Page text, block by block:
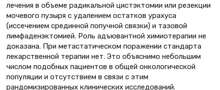
лечения в объеме радикальной цистэктомии или резекции
мочевого пузыря с удалением остатков урахуса
(иссечением срединной попучной связки) и тазовой
лимфаденэктомией. Роль адъювантной химиотерапии не
доказана. При метастатическом поражении стандарта
лекарственной терапии нет. Это объяснимо небольшим
числом подобных пациентов в общей онкологической
популяции и отсутствием в связи с этим
рандомизированных клинических исследований.